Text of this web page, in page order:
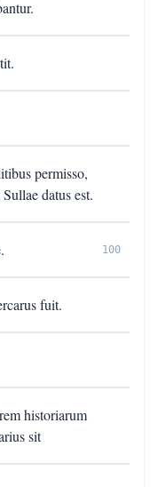
permisso,
datus est.
100
fuit.
historiarum
sit